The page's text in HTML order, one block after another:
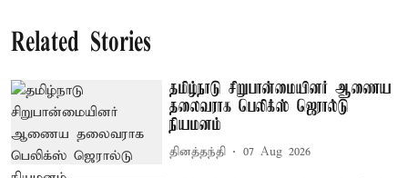
Related Stories
தமிழ்நாடு சிறுபான்மையினர் ஆணைய
தலைவராக பெலிக்ஸ் ஜெரால்டு
நியமனம்
தினத்தந்தி 07 Aug 2026